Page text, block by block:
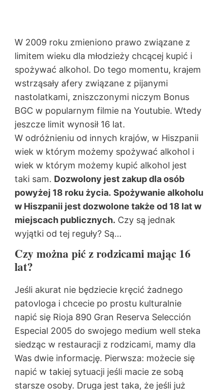
W 2009 roku zmieniono prawo związane z
limitem wieku dla młodzieży chcącej kupić i
spożywać alkohol. Do tego momentu, krajem
wstrząsały afery związane z pijanymi
nastolatkami, zniszczonymi niczym Bonus
BGC w popularnym filmie na Youtubie. Wtedy
jeszcze limit wynosił 16 lat.
W odróżnieniu od innych krajów, w Hiszpanii
wiek w którym możemy spożywać alkohol i
wiek w którym możemy kupić alkohol jest
taki sam. Dozwolony jest zakup dla osób
powyżej 18 roku życia. Spożywanie alkoholu
w Hiszpanii jest dozwolone także od 18 lat w
miejscach publicznych. Czy są jednak
wyjątki od tej reguły? Są…
Czy można pić z rodzicami mając 16
lat?
Jeśli akurat nie będziecie kręcić żadnego
patovloga i chcecie po prostu kulturalnie
napić się Rioja 890 Gran Reserva Selección
Especial 2005 do swojego medium well steka
siedząc w restauracji z rodzicami, mamy dla
Was dwie informację. Pierwsza: możecie się
napić w takiej sytuacji jeśli macie ze sobą
starsze osoby. Druga jest taka, że jeśli już